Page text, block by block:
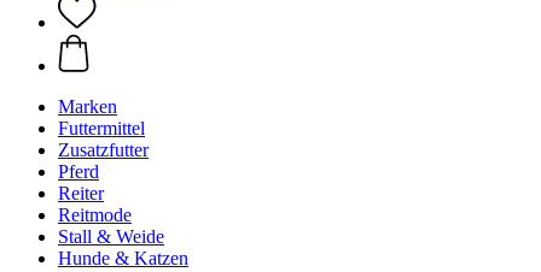
Marken
Futtermittel
Zusatzfutter
Pferd
Reiter
Reitmode
Stall & Weide
Hunde & Katzen